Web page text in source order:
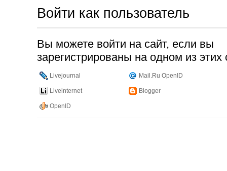
Войти как пользователь
Вы можете войти на сайт, если вы
зарегистрированы на одном из этих
Livejournal Mail.Ru OpenID
Liveinternet Blogger
OpenID